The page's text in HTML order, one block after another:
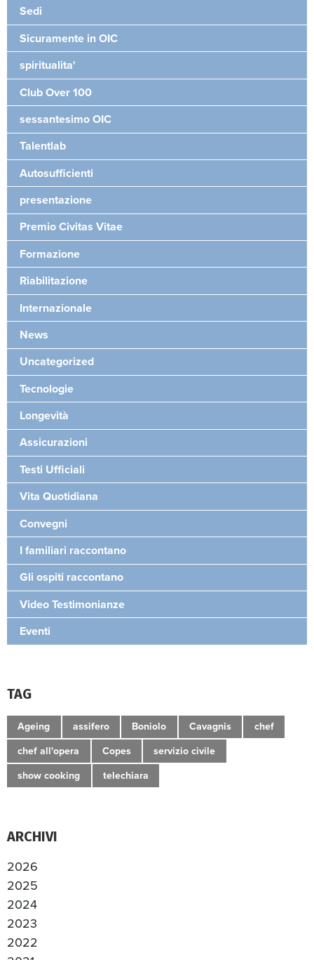
Sedi
Sicuramente in OIC
spiritualita'
Club Over 100
sessantesimo OIC
Talentlab
Autosufficienti
presentazione
Premio Civitas Vitae
Formazione
Riabilitazione
Internazionale
News
Uncategorized
Tecnologie
Longevità
Assicurazioni
Testi Ufficiali
Vita Quotidiana
Convegni
I familiari raccontano
Gli ospiti raccontano
Video Testimonianze
Eventi
TAG
Ageing assifero Boniolo Cavagnis chef
chef all'opera Copes servizio civile
show cooking telechiara
ARCHIVI
2026
2025
2024
2023
2022